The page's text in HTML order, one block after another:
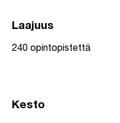
Laajuus
240 opintopistettä
Kesto